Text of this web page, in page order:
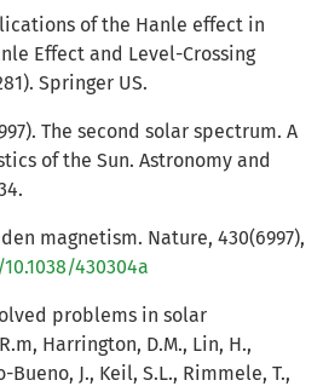
of the Hanle effect in
Effect and Level-Crossing
Springer US.
The second solar spectrum. A
of the Sun. Astronomy and
magnetism. Nature, 430(6997),
430304a
problems in solar
Harrington, D.M., Lin, H.,
J., Keil, S.L., Rimmele, T.,